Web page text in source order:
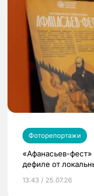
Фоторепортажи
«Афанасьев-фест»
дефиле от
13:43 / 25.07.26